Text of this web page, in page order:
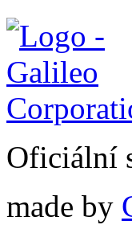
Oficiální
made by